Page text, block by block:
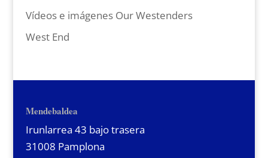
Vídeos e imágenes Our Westenders
West End
Mendebaldea
Irunlarrea 43 bajo trasera
31008 Pamplona